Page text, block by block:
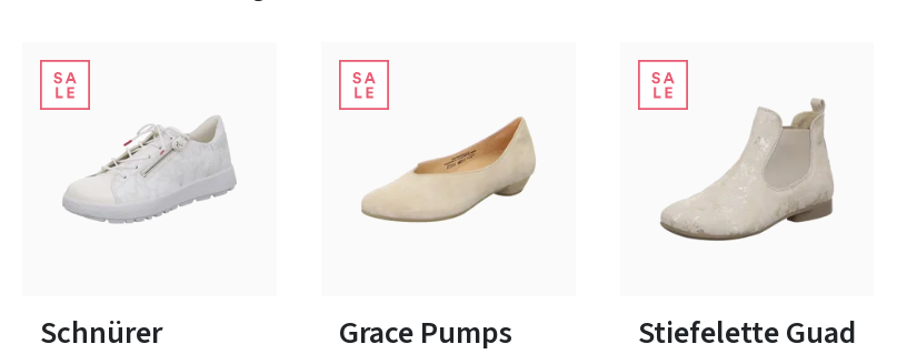
Schnürer
Grace Pumps
35 Farben
Stiefelette Guad